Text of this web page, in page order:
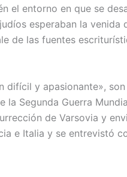
el entorno en que se
esperaban la venida
de las fuentes
y apasionante»,
la Segunda Guerra
de Varsovia y
e Italia y se entrevistó